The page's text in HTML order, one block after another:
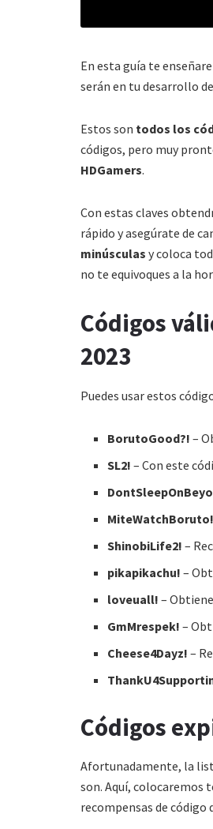
En esta guía te
serán en tu desarrollo
Estos son todos los
códigos, pero muy
HDGamers.
Con estas claves
rápido y asegúrate de
minúsculas y coloca
no te equivoques a la
Códigos
2023
Puedes usar estos
BorutoGood?! –
SL2! – Con este
MiteWatchBoruto!
ShinobiLife2! –
pikapikachu! –
loveuall! –
GmMrespek! –
Cheese4Dayz! –
Códigos
Afortunadamente, la
son. Aquí, colocaremos
recompensas de código